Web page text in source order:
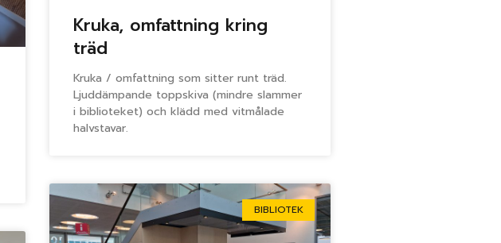
Kruka, omfattning kring
träd
Kruka / omfattning som sitter runt träd.
Ljuddämpande toppskiva (mindre slammer
i biblioteket) och klädd med vitmålade
halvstavar.
BIBLIOTEK